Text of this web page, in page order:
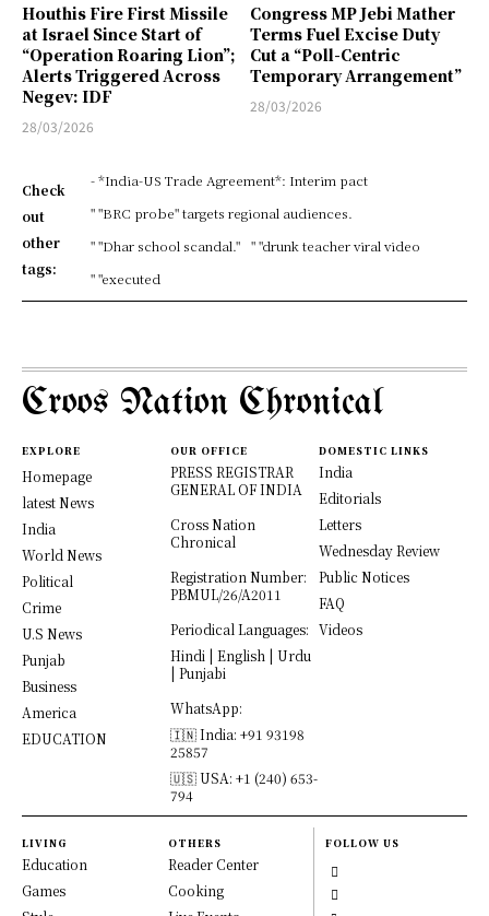
Houthis Fire First Missile
at Israel Since Start of
“Operation Roaring Lion”;
Alerts Triggered Across
Negev: IDF
28/03/2026
Congress MP Jebi Mather
Terms Fuel Excise Duty
Cut a “Poll-Centric
Temporary Arrangement”
28/03/2026
Check
out
other
tags:
- *India-US Trade Agreement*: Interim pact
" "BRC probe" targets regional audiences.
" "Dhar school scandal." " "drunk teacher viral video
" "executed
Croos Nation Chronical
EXPLORE
Homepage
latest News
India
World News
Political
Crime
U.S News
Punjab
Business
America
EDUCATION
OUR OFFICE
PRESS REGISTRAR
GENERAL OF INDIA
Cross Nation
Chronical
Registration Number:
PBMUL/26/A2011
Periodical Languages:
Hindi | English | Urdu
| Punjabi
WhatsApp:
🇮🇳 India: +91 93198
25857
🇺🇸 USA: +1 (240) 653-
794
DOMESTIC LINKS
India
Editorials
Letters
Wednesday Review
Public Notices
FAQ
Videos
LIVING
Education
Games
OTHERS
Reader Center
Cooking
FOLLOW US